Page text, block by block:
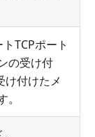
TCPポート
の受け付
け付けたメ